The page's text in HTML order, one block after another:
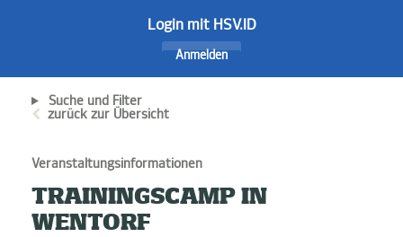
Login mit HSV.ID
Anmelden
Suche und Filter
zurück zur Übersicht
Veranstaltungsinformationen
TRAININGSCAMP IN
WENTORF